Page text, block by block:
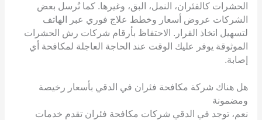
الحشرات كالفئران، النمل، البق، وغيرها. كما تُرسل بعض
الشركات عروض أسعار وخطط علاج فوري عبر الهاتف
لتسهيل اتخاذ القرار. الاحتفاظ بأرقام شركات رش الحشرات
الموثوقة يوفر عليك الوقت عند الحاجة العاجلة لمكافحة أي
إصابة.
هل هناك شركة مكافحة فئران في الدقي بأسعار رخيصة
ومضمونة
نعم، توجد في الدقي شركات مكافحة فئران تقدم خدمات